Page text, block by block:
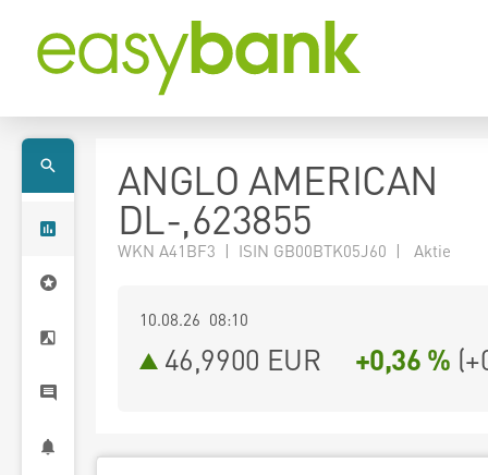
ANGLO AMERICAN
DL-,623855
WKN A41BF3 | ISIN GB00BTK05J60 | Aktie
10.08.26 08:10
46,9900 EUR +0,36 % (